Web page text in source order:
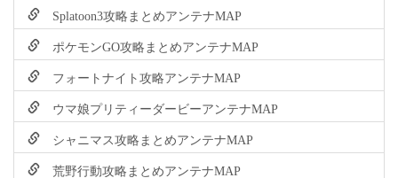
Splatoon3攻略まとめアンテナMAP
ポケモンGO攻略まとめアンテナMAP
フォートナイト攻略アンテナMAP
ウマ娘プリティーダービーアンテナMAP
シャニマス攻略まとめアンテナMAP
荒野行動攻略まとめアンテナMAP